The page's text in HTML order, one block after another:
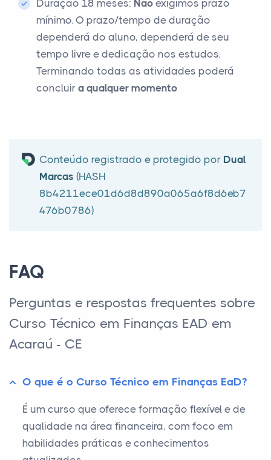
Duração 18 meses: Não exigimos prazo
mínimo. O prazo/tempo de duração
dependerá do aluno, dependerá de seu
tempo livre e dedicação nos estudos.
Terminando todas as atividades poderá
concluir a qualquer momento
Conteúdo registrado e protegido por Dual
Marcas (HASH
8b4211ece01d6d8d890a065a6f8d6eb7
476b0786)
FAQ
Perguntas e respostas frequentes sobre
Curso Técnico em Finanças EAD em
Acaraú - CE
O que é o Curso Técnico em Finanças EaD?
É um curso que oferece formação flexível e de
qualidade na área financeira, com foco em
habilidades práticas e conhecimentos